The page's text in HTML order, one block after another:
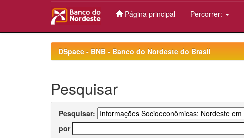
Página principal Percorrer:
DSpace - BNB - Banco do Nordeste do Brasil
Pesquisar
Pesquisar:
por